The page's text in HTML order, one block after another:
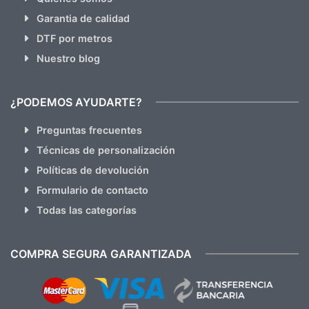
Garantia de calidad
DTF por metros
Nuestro blog
¿PODEMOS AYUDARTE?
Preguntas frecuentes
Técnicas de personalización
Políticas de devolución
Formulario de contacto
Todas las categorías
COMPRA SEGURA GARANTIZADA